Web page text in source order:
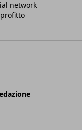
network